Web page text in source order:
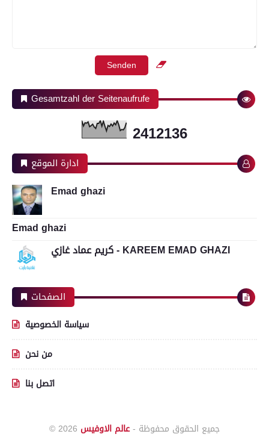
Gesamtzahl der Seitenaufrufe
2412136
ادارة الموقع
Emad ghazi
Emad ghazi
كريم عماد غازي - KAREEM EMAD GHAZI
الصفحات
سياسة الخصوصية
من نحن
اتصل بنا
© 2026 جميع الحقوق محفوظة -عالم الاوفيس